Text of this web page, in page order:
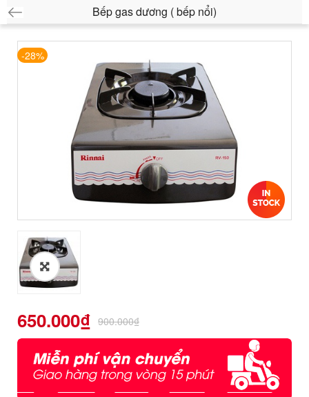
Bếp gas dương ( bếp nổi)
-28%
900.000₫
650.000₫